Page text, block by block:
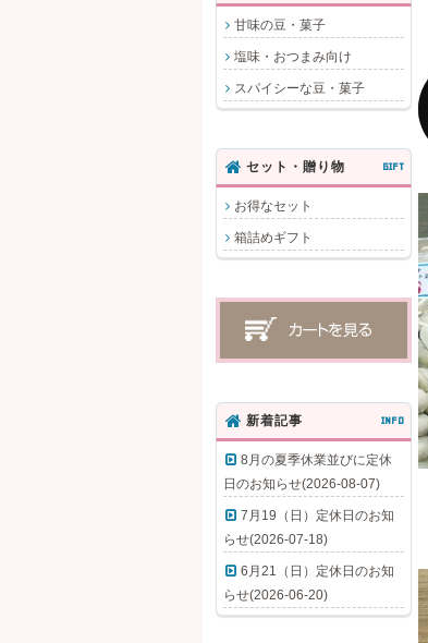
甘味の豆・菓子
塩味・おつまみ向け
スパイシーな豆・菓子
セット・贈り物 GIFT
お得なセット
箱詰めギフト
新着記事 INFO
8月の夏季休業並びに定休
日のお知らせ(2026-08-07)
7月19（日）定休日のお知
らせ(2026-07-18)
6月21（日）定休日のお知
らせ(2026-06-20)